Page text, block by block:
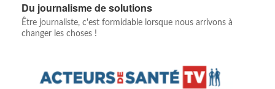
Du journalisme de solutions
Être journaliste, c'est formidable lorsque nous arrivons à
changer les choses !